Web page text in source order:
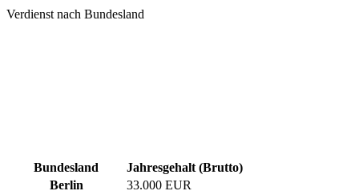
Verdienst nach Bundesland
Bundesland
Jahresgehalt (Brutto)
Berlin
33.000 EUR